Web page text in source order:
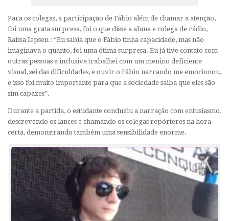
Para os colegas, a participação de Fábio além de chamar a atenção,
foi uma grata surpresa, foi o que disse a aluna e colega de rádio,
Raissa Iepsen : “Eu sabia que o Fábio tinha capacidade, mas não
imaginava o quanto, foi uma ótima surpresa. Eu já tive contato com
outras pessoas e inclusive trabalhei com um menino deficiente
visual, sei das dificuldades, e ouvir o Fábio narrando me emocionou,
e isso foi muito importante para que a sociedade saiba que eles são
sim capazes”.
Durante a partida, o estudante conduziu a narração com entusiasmo,
descrevendo os lances e chamando os colegas repórteres na hora
certa, demonstrando também uma sensibilidade enorme.